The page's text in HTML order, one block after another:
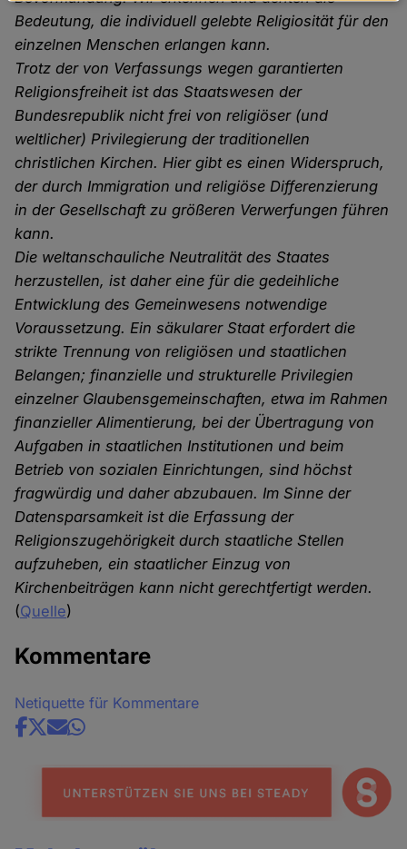
Bedeutung, die individuell gelebte Religiosität für den
einzelnen Menschen erlangen kann.
Trotz der von Verfassungs wegen garantierten
Religionsfreiheit ist das Staatswesen der
Bundesrepublik nicht frei von religiöser (und
weltlicher) Privilegierung der traditionellen
christlichen Kirchen. Hier gibt es einen Widerspruch,
der durch Immigration und religiöse Differenzierung
in der Gesellschaft zu größeren Verwerfungen führen
kann.
Die weltanschauliche Neutralität des Staates
herzustellen, ist daher eine für die gedeihliche
Entwicklung des Gemeinwesens notwendige
Voraussetzung. Ein säkularer Staat erfordert die
strikte Trennung von religiösen und staatlichen
Belangen; finanzielle und strukturelle Privilegien
einzelner Glaubensgemeinschaften, etwa im Rahmen
finanzieller Alimentierung, bei der Übertragung von
Aufgaben in staatlichen Institutionen und beim
Betrieb von sozialen Einrichtungen, sind höchst
fragwürdig und daher abzubauen. Im Sinne der
Datensparsamkeit ist die Erfassung der
Religionszugehörigkeit durch staatliche Stellen
aufzuheben, ein staatlicher Einzug von
Kirchenbeiträgen kann nicht gerechtfertigt werden.
(Quelle)
Kommentare
Netiquette für Kommentare
Share
news
und
Cookies